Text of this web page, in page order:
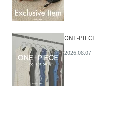
ONE-PIECE
2026.08.07